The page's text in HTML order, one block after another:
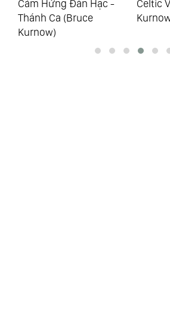
Cảm Hứng Đàn Hạc -
Thánh Ca (Bruce
Kurnow)
Celtic